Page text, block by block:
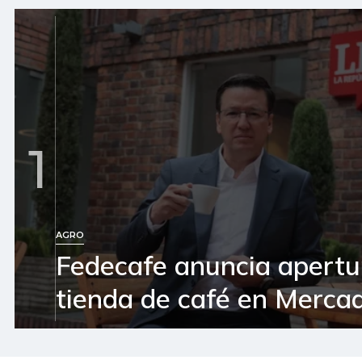
1
AGRO
Fedecafe anuncia
tienda de café en